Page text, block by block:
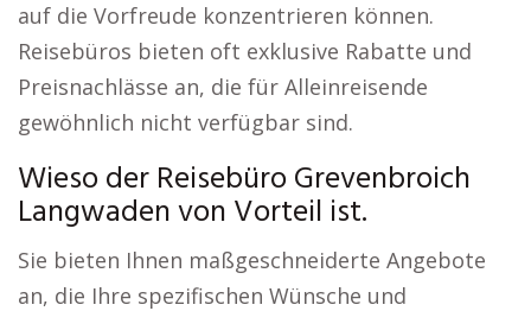
auf die Vorfreude konzentrieren können.
Reisebüros bieten oft exklusive Rabatte und
Preisnachlässe an, die für Alleinreisende
gewöhnlich nicht verfügbar sind.
Wieso der Reisebüro Grevenbroich
Langwaden von Vorteil ist.
Sie bieten Ihnen maßgeschneiderte Angebote
an, die Ihre spezifischen Wünsche und